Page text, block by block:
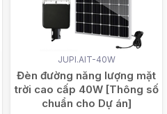
JUPI.AIT-40W
Đèn đường năng lượng mặt
trời cao cấp 40W [Thông số
chuẩn cho Dự án]